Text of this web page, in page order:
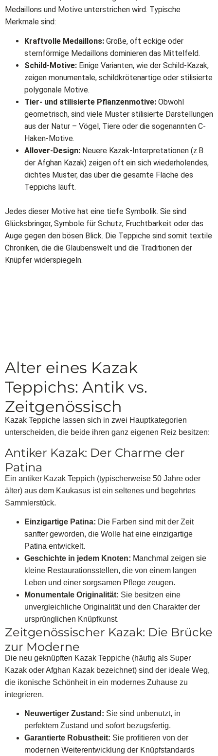
Medaillons und Motive unterstrichen wird. Typische
Merkmale sind:
Kraftvolle Medaillons: Große, oft eckige oder
sternförmige Medaillons dominieren das Mittelfeld.
Schild-Motive: Einige Varianten, wie der Schild-Kazak,
zeigen monumentale, schildkrötenartige oder stilisierte
polygonale Motive.
Tier- und stilisierte Pflanzenmotive: Obwohl
geometrisch, sind viele Muster stilisierte Darstellungen
aus der Natur – Vögel, Tiere oder die sogenannten C-
Haken-Motive.
Allover-Design: Neuere Kazak-Interpretationen (z.B.
der Afghan Kazak) zeigen oft ein sich wiederholendes,
dichtes Muster, das über die gesamte Fläche des
Teppichs läuft.
Jedes dieser Motive hat eine tiefe Symbolik. Sie sind
Glücksbringer, Symbole für Schutz, Fruchtbarkeit oder das
Auge gegen den bösen Blick. Die Teppiche sind somit textile
Chroniken, die die Glaubenswelt und die Traditionen der
Knüpfer widerspiegeln.
Alter eines Kazak
Teppichs: Antik vs.
Zeitgenössisch
Kazak Teppiche lassen sich in zwei Hauptkategorien
unterscheiden, die beide ihren ganz eigenen Reiz besitzen:
Antiker Kazak: Der Charme der
Patina
Ein antiker Kazak Teppich (typischerweise 50 Jahre oder
älter) aus dem Kaukasus ist ein seltenes und begehrtes
Sammlerstück.
Einzigartige Patina: Die Farben sind mit der Zeit
sanfter geworden, die Wolle hat eine einzigartige
Patina entwickelt.
Geschichte in jedem Knoten: Manchmal zeigen sie
kleine Restaurationsstellen, die von einem langen
Leben und einer sorgsamen Pflege zeugen.
Monumentale Originalität: Sie besitzen eine
unvergleichliche Originalität und den Charakter der
ursprünglichen Knüpfkunst.
Zeitgenössischer Kazak: Die Brücke
zur Moderne
Die neu geknüpften Kazak Teppiche (häufig als Super
Kazak oder Afghan Kazak bezeichnet) sind der ideale Weg,
die ikonische Schönheit in ein modernes Zuhause zu
integrieren.
Neuwertiger Zustand: Sie sind unbenutzt, in
perfektem Zustand und sofort bezugsfertig.
Garantierte Robustheit: Sie profitieren von der
modernen Weiterentwicklung der Knüpfstandards